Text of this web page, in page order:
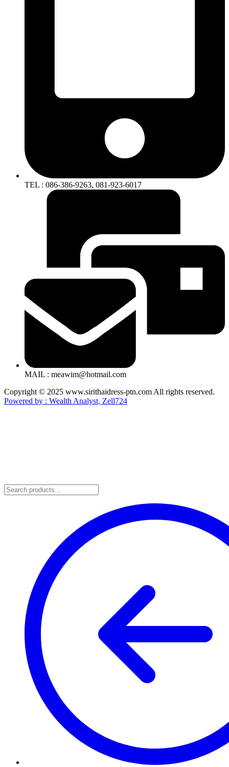
TEL : 086-386-9263, 081-923-6017
MAIL : meawim@hotmail.com
Copyright © 2025 www.sirithaidress-ptn.com All rights reserved.
Powered by : Wealth Analyst, Zell724